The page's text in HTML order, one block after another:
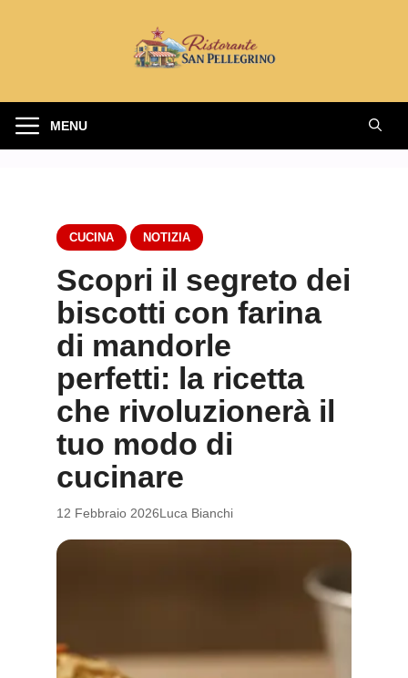
MENU
CUCINA NOTIZIA
Scopri il segreto dei
biscotti con farina
di mandorle
perfetti: la ricetta
che rivoluzionerà il
tuo modo di
cucinare
12 Febbraio 2026Luca Bianchi